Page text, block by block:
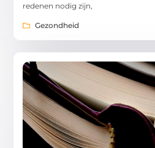
redenen nodig zijn,
Gezondheid